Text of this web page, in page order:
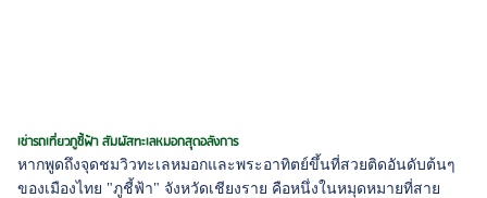
เช่ารถเที่ยวภูชี้ฟ้า สัมผัสทะเลหมอกสุดอลังการ
หากพูดถึงจุดชมวิวทะเลหมอกและพระอาทิตย์ขึ้นที่สวยติดอันดับต้นๆ
ของเมืองไทย "ภูชี้ฟ้า" จังหวัดเชียงราย คือหนึ่งในหมุดหมายที่สาย